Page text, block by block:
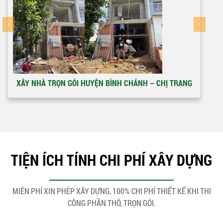
XÂY NHÀ TRỌN GÓI HUYỆN BÌNH CHÁNH – CHỊ TRANG
TIỆN ÍCH TÍNH CHI PHÍ XÂY DỰNG
MIỄN PHÍ XIN PHÉP XÂY DỰNG, 100% CHI PHÍ THIẾT KẾ KHI THI
CÔNG PHẦN THÔ, TRỌN GÓI.